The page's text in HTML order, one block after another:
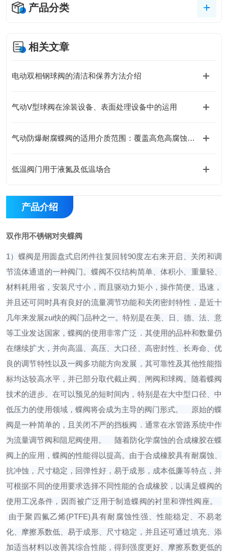
产品分类
相关文章
电动双相钢球阀的清洁和保养方法介绍
气动V型球阀在涂装设备、表面处理设备中的运用
气动防爆耐腐蝶阀的适用介质范围：覆盖高危高腐蚀场景的核心需求
低温阀门用于液氮及低温场合
产品介绍
双作用不锈钢对夹蝶阀
1）蝶阀是用圆盘式启闭件往复回转90度左右来开启、关闭和调
节流体通道的一种阀门。蝶阀不仅结构简单、体积小、重量轻、
材料耗用省，安装尺寸小，而且驱动力矩小，操作简便、迅速，
并且还可同时具有良好的流量凋节功能和关闭密封特性，是近十
几年来发展zui快的阀门品种之一。特别是在美、日、德、法、意
等工业发达国家，蝶阀的使用非常广泛．其使用的品种和数量仍
在继续扩大，并向高温、高压、大口径、高密封性、长寿命、优
良的调节特性以及一阀多功能方向发展，其可靠性及其他性能指
标均达较高水平，并已部分取代截止阀、闸阀和球阀。随着蝶阀
技术的进步。在可以预见的短时间内，特别是在大中型口径、中
低压力的使用领域，蝶阀将会成为主导的阀门形式。
原始的蝶
阀是一种简单的，且关闭不严的挡板阀．通常在水管路系统中作
为流量调节阀和阻尼阀使用。
随着防化学腐蚀的合成橡胶在蝶
阀上的应用，蝶阀的性能得以提高。由于合成橡胶具有耐腐蚀、
抗冲蚀，尺寸稳定，回弹性好，易于成形，成本低廉等特点，并
可根据不同的使用要求选择不同性能的合成橡胶，以满足蝶阀的
使用工况条件，因而被广泛用于制造蝶阀的衬里和弹性阀座。
由于聚四氟乙烯(PTFE)具有耐腐蚀性强、性能稳定、不易老
化、摩擦系数低、易于成形、尺寸稳定，并且还可通过填充、添
加适当材料以改善其综合性能，得到强度更好、摩擦系数更低的